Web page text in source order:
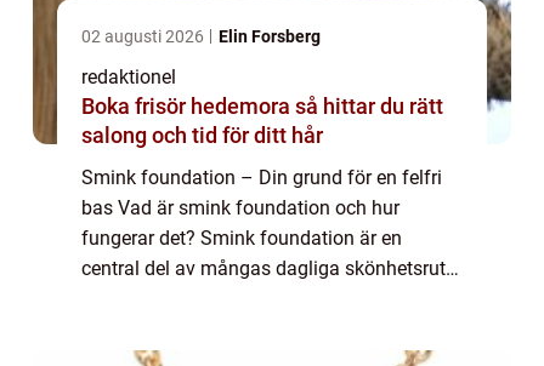
02 augusti 2026 Elin Forsberg
redaktionel
Boka frisör hedemora så hittar du rätt
salong och tid för ditt hår
Smink foundation – Din grund för en felfri
bas Vad är smink foundation och hur
fungerar det? Smink foundation är en
central del av mångas dagliga skönhetsrutin